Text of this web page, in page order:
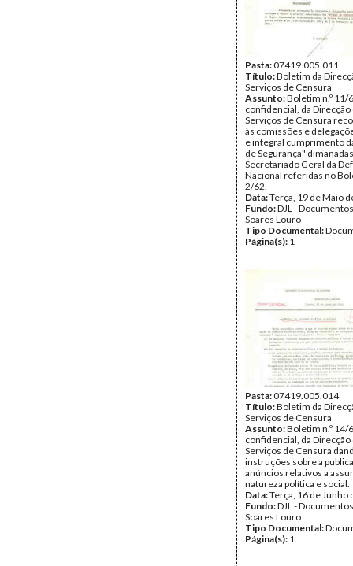
Pasta:07419.005.011
Título:Boletim da
Serviços de Censura
Assunto:Boletim n.º 11/
confidencial, da Direcção
Serviços de Censura
às comissões e
e integral cumprimento
de Segurança"
Secretariado Geral da
Nacional referidas no
2/62.
Data:Terça, 19 de Maio
Fundo:DJL -
Soares Louro
Tipo Documental:
Página(s): 1
Pasta:07419.005.014
Título:Boletim da
Serviços de Censura
Assunto:Boletim n.º 14/
confidencial, da Direcção
Serviços de Censura
instruções sobre a
anúncios relativos a
natureza política e social.
Data:Terça, 16 de Junho
Fundo:DJL -
Soares Louro
Tipo Documental:
Página(s): 1